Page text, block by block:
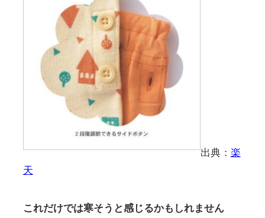
出典： 楽
天
これだけでは寒そうと感じるかもしれません